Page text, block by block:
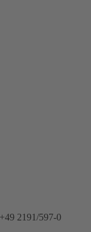
2191/597-0